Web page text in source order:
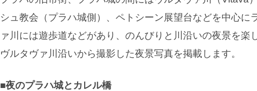
シュ教会（プラハ城側）、ペトシーン展望台などを中心
ァ川には遊歩道などがあり、のんびりと川沿いの夜景を楽
ヴルタヴァ川沿いから撮影した夜景写真を掲載します。
■夜のプラハ城とカレル橋